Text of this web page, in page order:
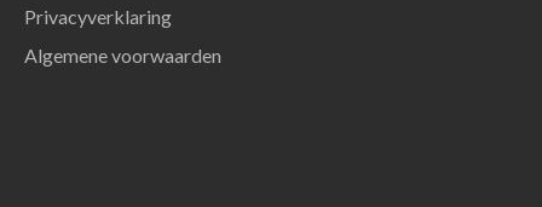
Privacyverklaring
Algemene voorwaarden